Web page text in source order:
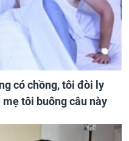
có chồng, tôi đòi ly
tôi buông câu này